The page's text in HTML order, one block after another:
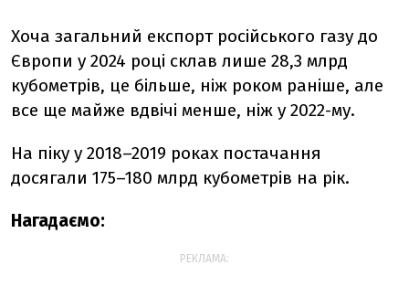
Хоча загальний експорт російського газу до
Європи у 2024 році склав лише 28,3 млрд
кубометрів, це більше, ніж роком раніше, але
все ще майже вдвічі менше, ніж у 2022-му.
На піку у 2018–2019 роках постачання
досягали 175–180 млрд кубометрів на рік.
Нагадаємо:
РЕКЛАМА: